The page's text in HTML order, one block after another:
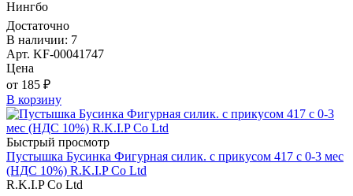
Нингбо
Достаточно
В наличии: 7
Арт. KF-00041747
Цена
от 185 ₽
В корзину
Быстрый просмотр
Пустышка Бусинка Фигурная силик. с прикусом 417 с 0-3 мес
(НДС 10%) R.K.I.P Co Ltd
R.K.I.P Co Ltd